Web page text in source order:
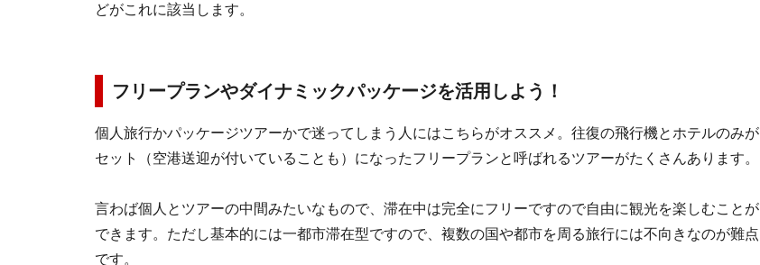
どがこれに該当します。
フリープランやダイナミックパッケージを活用しよう！
個人旅行かパッケージツアーかで迷ってしまう人にはこちらがオススメ。往復の飛行機とホテルのみが
セット（空港送迎が付いていることも）になったフリープランと呼ばれるツアーがたくさんあります。
言わば個人とツアーの中間みたいなもので、滞在中は完全にフリーですので自由に観光を楽しむことが
できます。ただし基本的には一都市滞在型ですので、複数の国や都市を周る旅行には不向きなのが難点
です。